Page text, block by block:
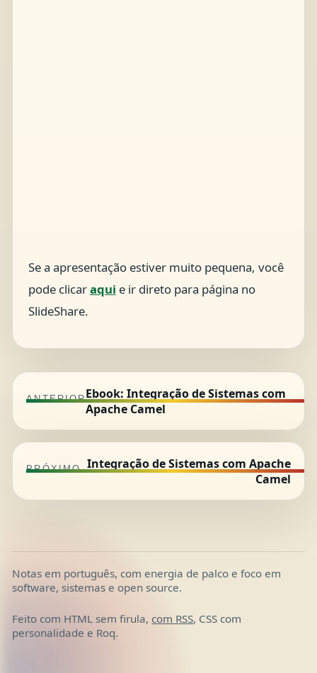
Se a apresentação estiver muito pequena, você
pode clicaraqui e ir direto para página no
SlideShare.
ANTERIOREbook: Integração de Sistemas com
Apache Camel
PRÓXIMO Integração de Sistemas com Apache
Camel
Notas em português, com energia de palco e foco em
software, sistemas e open source.
Feito com HTML sem firula, com RSS, CSS com
personalidade e Roq.